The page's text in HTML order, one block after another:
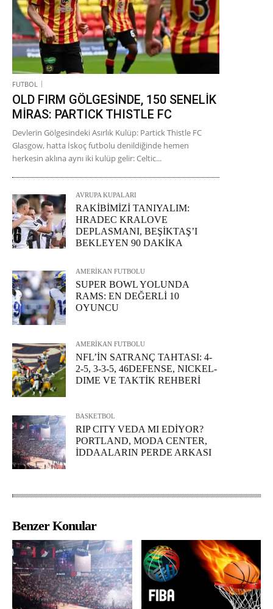
FUTBOL
OLD FIRM GÖLGESİNDE, 150 SENELİK
MİRAS: PARTICK THISTLE FC
Devlerin Gölgesindeki Asırlık Kulüp: Partick Thistle FC
Glasgow, hatta İskoç futbolu denildiğinde hemen
herkesin aklına aynı iki kulüp gelir: Celtic...
AVRUPA KUPALARI
RAKİBİMİZİ TANIYALIM:
HRADEC KRALOVE
DEPLASMANI, BEŞİKTAŞ’I
BEKLEYEN 90 DAKİKA
AMERİKAN FUTBOLU
SUPER BOWL YOLUNDA
RAMS: EN DEĞERLİ 10
OYUNCU
AMERİKAN FUTBOLU
NFL’İN SATRANÇ TAHTASI: 4-
2-5, 3-3-5, 46DEFENSE, NICKEL-
DIME VE TAKTİK REHBERİ
BASKETBOL
RIP CITY VEDA MI EDİYOR?
PORTLAND, MODA CENTER,
İDDAALARIN PERDE ARKASI
Benzer Konular